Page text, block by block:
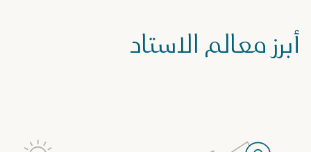
أبرز معالم الاستاد